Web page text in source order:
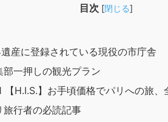
目次 [閉じる]
産に登録されている現役の市庁舎
部一押しの観光プラン
【H.I.S.】お手頃価格でパリへの旅
旅行者の必読記事